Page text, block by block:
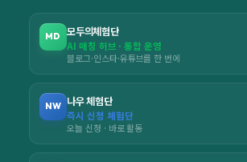
MD 모두의체험단
AI 매칭 허브 · 통합 운영
블로그·인스타·유튜브를 한 번에
NW 나우 체험단
즉시 신청 체험단
오늘 신청 · 바로 활동